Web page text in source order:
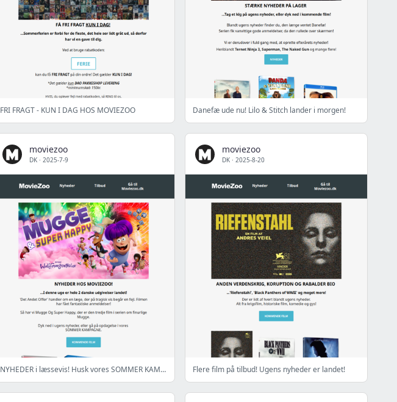
FRI FRAGT - KUN I DAG HOS MOVIEZOO Danefæ ude nu! Lilo & Stitch lander i morgen!
moviezoo
DK · 2025-7-9
NYHEDER i læssevis! Husk vores SOMMER KAMPAGNE
moviezoo
DK · 2025-8-20
Flere film på tilbud! Ugens nyheder er landet!